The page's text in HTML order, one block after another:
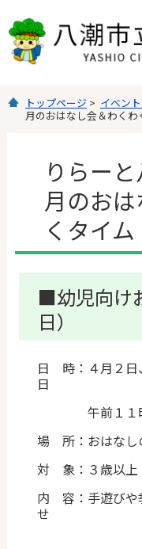
トップページ > イベン
月のおはなし会＆わくわ
りらー
月のお
くタイム
■幼児向け
日）
日 時：４月２日
日
午前１１時
場 所：おはなし
対 象：３歳以上
内 容：手遊びや
せ